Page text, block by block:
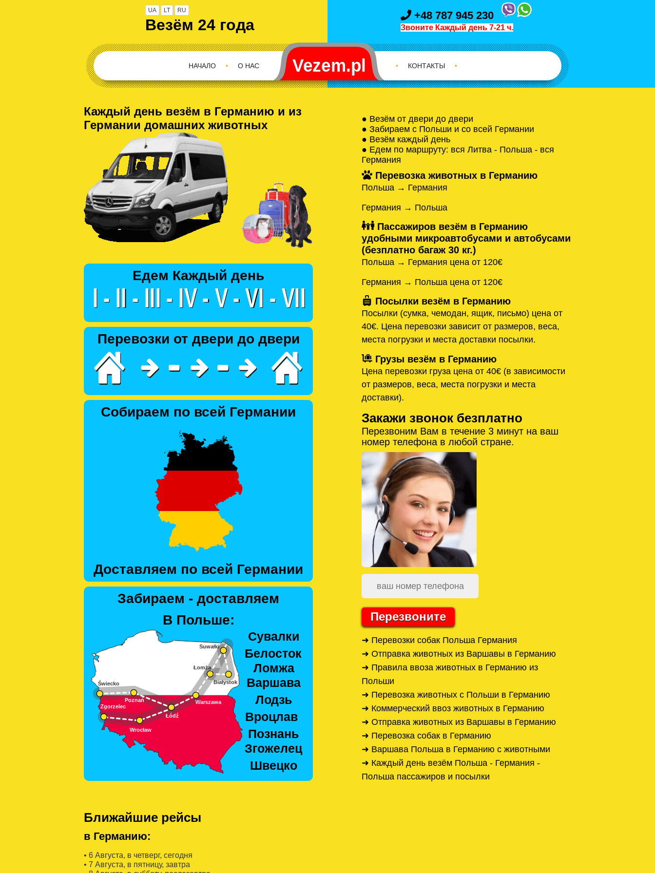
UA LT RU
Везём 24 года
+48 787 945 230
Звоните Каждый день 7-21 ч.
О НАС
•
НАЧАЛО • КОНТАКТЫ •
Каждый день везём в Германию и из
Германии домашних животных
Едем Каждый день
Перевозки от двери до двери
Собираем по всей Германии
Доставляем по всей Германии
Забираем - доставляем
В Польше:
Ближайшие рейсы
в Германию:
• 6 Августa, в четверг, сегодня
• 7 Августa, в пятницу, завтра
● Везём от двери до двери
● Забираем с Польши и со всей Германии
● Везём каждый день
● Едем по маршруту: вся Литва - Польша - вся
Германия
Перевозка животных в Германию
Польша → Германия
Германия → Польша
Пассажиров везём в Германию
удобными микроавтобусами и автобусами
(безплатно багаж 30 кг.)
Польша → Германия цена от 120€
Германия → Польша цена от 120€
Посылки везём в Германию
Посылки (сумка, чемодан, ящик, письмо) цена от
40€. Цена перевозки зависит от размеров, веса,
места погрузки и места доставки посылки.
Грузы везём в Германию
Цена перевозки груза цена от 40€ (в зависимости
от размеров, веса, места погрузки и места
доставки).
Закажи звонок безплатно
Перезвоним Вам в течение 3 минут на ваш
номер телефона в любой стране.
Перезвоните
➜ Перевозки собак Польша Германия
➜ Отправка животных из Варшавы в Германию
➜ Правила ввоза животных в Германию из
Польши
➜ Перевозка животных с Польши в Германию
➜ Коммерческий ввоз животных в Германию
➜ Отправка животных из Варшавы в Германию
➜ Перевозка собак в Германию
➜ Варшава Польша в Германию с животными
➜ Каждый день везём Польша - Германия -
Польша пассажиров и посылки